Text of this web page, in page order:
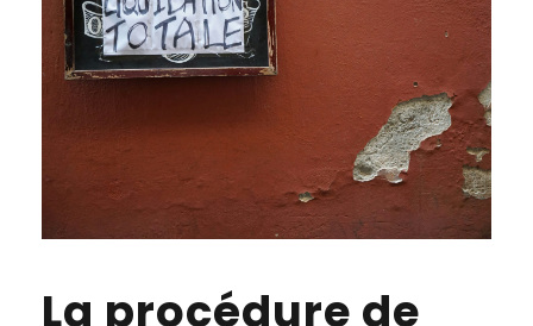
La procédure de